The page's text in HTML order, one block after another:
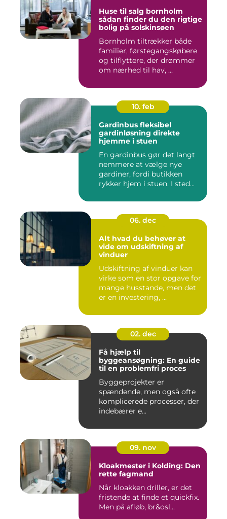
Huse til salg bornholm
sådan finder du den rigtige
bolig på solskinsøen
Bornholm tiltrækker både
familier, førstegangskøbere
og tilflyttere, der drømmer
om nærhed til hav, ...
10. feb
Gardinbus fleksibel
gardinløsning direkte
hjemme i stuen
En gardinbus gør det langt
nemmere at vælge nye
gardiner, fordi butikken
rykker hjem i stuen. I sted...
06. dec
Alt hvad du behøver at
vide om udskiftning af
vinduer
Udskiftning af vinduer kan
virke som en stor opgave for
mange husstande, men det
er en investering, ...
02. dec
Få hjælp til
byggeansøgning: En guide
til en problemfri proces
Byggeprojekter er
spændende, men også ofte
komplicerede processer, der
indebærer e...
09. nov
Kloakmester i Kolding: Den
rette fagmand
Når kloakken driller, er det
fristende at finde et quickfix.
Men på afløb, br&osl...